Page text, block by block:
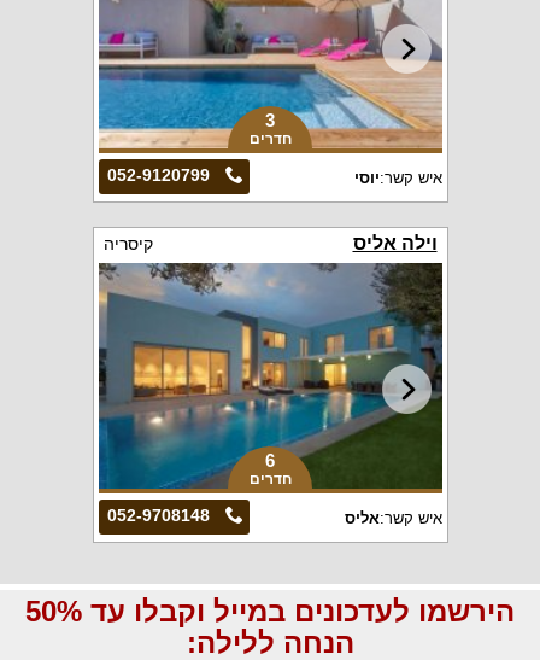
3
חדרים
052-9120799 איש קשר:יוסי
וילה אליס קיסריה
6
חדרים
052-9708148 איש קשר:אליס
הירשמו לעדכונים במייל וקבלו עד 50%
הנחה ללילה: